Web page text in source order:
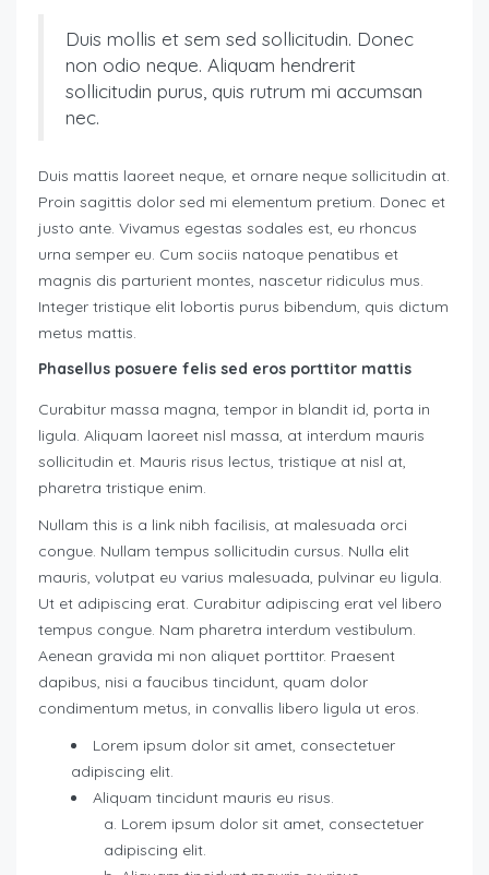
Duis mollis et sem sed sollicitudin. Donec
non odio neque. Aliquam hendrerit
sollicitudin purus, quis rutrum mi accumsan
nec.
Duis mattis laoreet neque, et ornare neque sollicitudin at.
Proin sagittis dolor sed mi elementum pretium. Donec et
justo ante. Vivamus egestas sodales est, eu rhoncus
urna semper eu. Cum sociis natoque penatibus et
magnis dis parturient montes, nascetur ridiculus mus.
Integer tristique elit lobortis purus bibendum, quis dictum
metus mattis.
Phasellus posuere felis sed eros porttitor mattis
Curabitur massa magna, tempor in blandit id, porta in
ligula. Aliquam laoreet nisl massa, at interdum mauris
sollicitudin et. Mauris risus lectus, tristique at nisl at,
pharetra tristique enim.
Nullam this is a link nibh facilisis, at malesuada orci
congue. Nullam tempus sollicitudin cursus. Nulla elit
mauris, volutpat eu varius malesuada, pulvinar eu ligula.
Ut et adipiscing erat. Curabitur adipiscing erat vel libero
tempus congue. Nam pharetra interdum vestibulum.
Aenean gravida mi non aliquet porttitor. Praesent
dapibus, nisi a faucibus tincidunt, quam dolor
condimentum metus, in convallis libero ligula ut eros.
Lorem ipsum dolor sit amet, consectetuer
adipiscing elit.
Aliquam tincidunt mauris eu risus.
Lorem ipsum dolor sit amet, consectetuer
adipiscing elit.